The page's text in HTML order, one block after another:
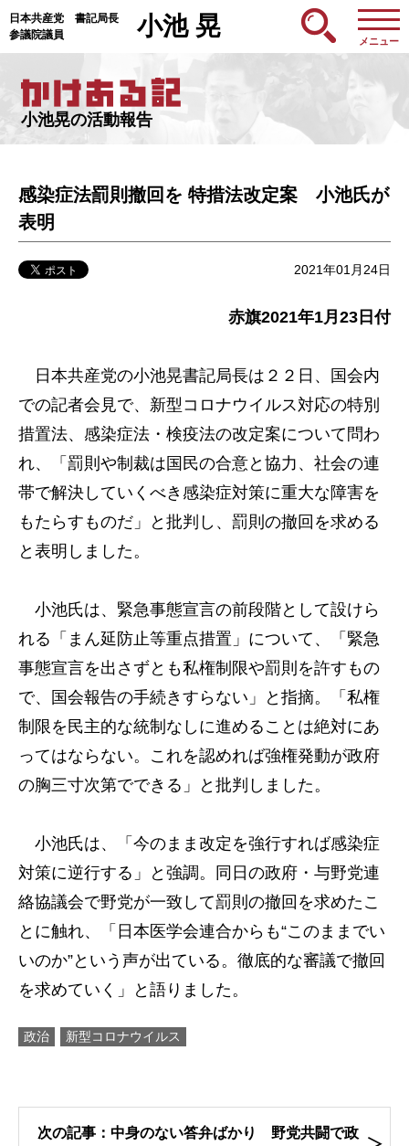
日本共産党 書記局長
参議院議員
小池 晃
メニュー
小池晃の活動報告
感染症法罰則撤回を 特措法改定案 小池氏が
表明
2021年01月24日
赤旗2021年1月23日付
日本共産党の小池晃書記局長は２２日、国会内
での記者会見で、新型コロナウイルス対応の特別
措置法、感染症法・検疫法の改定案について問わ
れ、「罰則や制裁は国民の合意と協力、社会の連
帯で解決していくべき感染症対策に重大な障害を
もたらすものだ」と批判し、罰則の撤回を求める
と表明しました。
小池氏は、緊急事態宣言の前段階として設けら
れる「まん延防止等重点措置」について、「緊急
事態宣言を出さずとも私権制限や罰則を許すもの
で、国会報告の手続きすらない」と指摘。「私権
制限を民主的な統制なしに進めることは絶対にあ
ってはならない。これを認めれば強権発動が政府
の胸三寸次第でできる」と批判しました。
小池氏は、「今のまま改定を強行すれば感染症
対策に逆行する」と強調。同日の政府・与野党連
絡協議会で野党が一致して罰則の撤回を求めたこ
とに触れ、「日本医学会連合からも“このままでい
いのか”という声が出ている。徹底的な審議で撤回
を求めていく」と語りました。
政治 新型コロナウイルス
次の記事：中身のない答弁ばかり 野党共闘で政